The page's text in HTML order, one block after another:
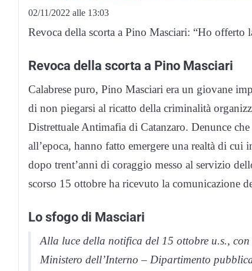
02/11/2022 alle 13:03
Revoca della scorta a Pino Masciari: “Ho offerto
Revoca della scorta a Pino Masciari
Calabrese puro, Pino Masciari era un giovane
di non piegarsi al ricatto della criminalità
Distrettuale Antimafia di Catanzaro. Denunce
all’epoca, hanno fatto emergere una realtà di
dopo trent’anni di coraggio messo al servizio
scorso 15 ottobre ha ricevuto la comunicazione
Lo sfogo di Masciari
Alla luce della notifica del 15 ottobre u.s.,
Ministero dell’Interno – Dipartimento